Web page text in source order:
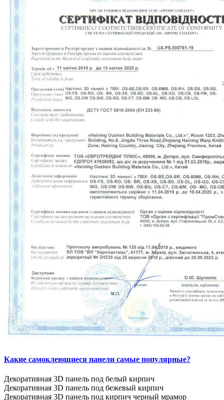
Какие самоклеющиеся панели самые популярные?
Декоративная 3D панель под белый кирпич
Декоративная 3D панель под бежевый кирпич
Декоративная 3D панель под кирпич черный мрамор